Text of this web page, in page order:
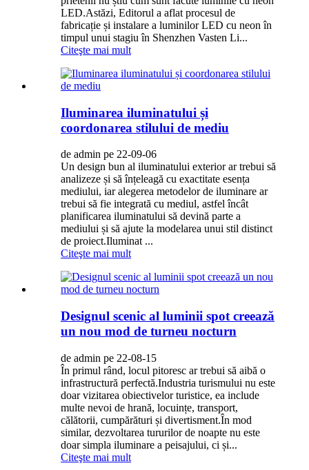
LED.Astăzi, Editorul a aflat procesul de
fabricație și instalare a luminilor LED cu neon în
timpul unui stagiu în Shenzhen Vasten Li...
Citeşte mai mult
Iluminarea iluminatului și
coordonarea stilului de mediu
de admin pe 22-09-06
Un design bun al iluminatului exterior ar trebui să
analizeze și să înțeleagă cu exactitate esența
mediului, iar alegerea metodelor de iluminare ar
trebui să fie integrată cu mediul, astfel încât
planificarea iluminatului să devină parte a
mediului și să ajute la modelarea unui stil distinct
de proiect.Iluminat ...
Citeşte mai mult
Designul scenic al luminii spot creează
un nou mod de turneu nocturn
de admin pe 22-08-15
În primul rând, locul pitoresc ar trebui să aibă o
infrastructură perfectă.Industria turismului nu este
doar vizitarea obiectivelor turistice, ea include
multe nevoi de hrană, locuințe, transport,
călătorii, cumpărături și divertisment.În mod
similar, dezvoltarea tururilor de noapte nu este
doar simpla iluminare a peisajului, ci și...
Citeşte mai mult